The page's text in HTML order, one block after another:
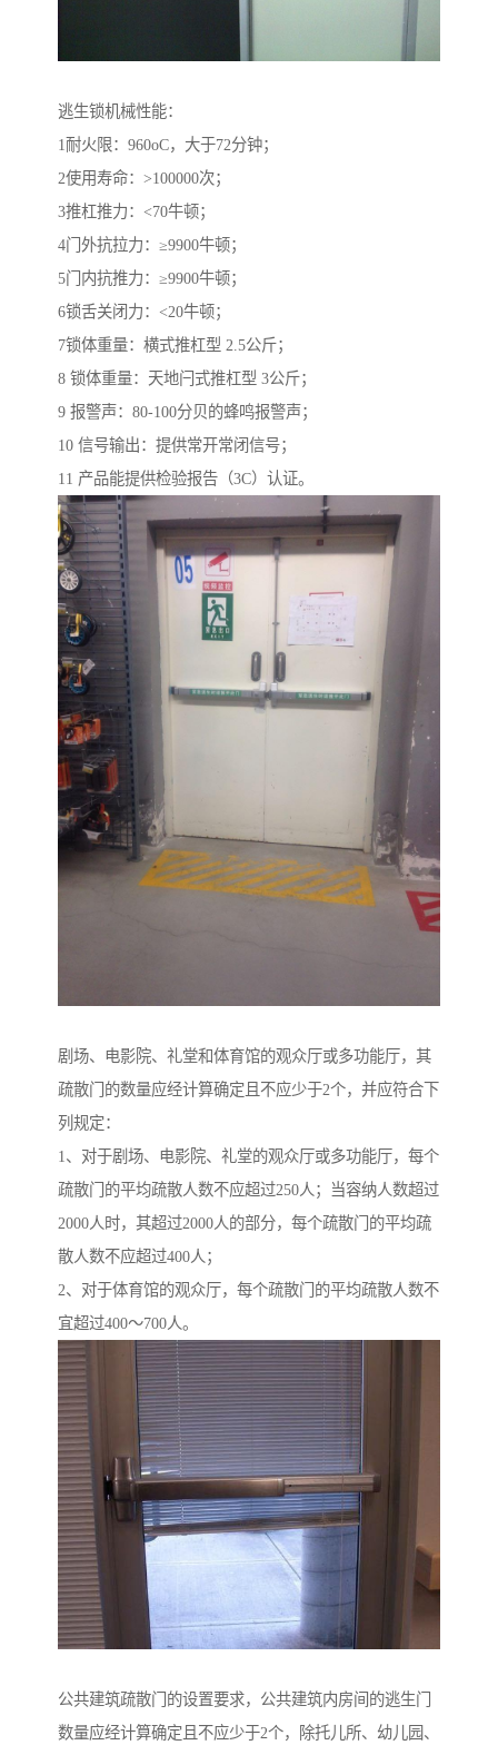
逃生锁机械性能：
1耐火限：960oC，大于72分钟；
2使用寿命：>100000次；
3推杠推力：<70牛顿；
4门外抗拉力：≥9900牛顿；
5门内抗推力：≥9900牛顿；
6锁舌关闭力：<20牛顿；
7锁体重量：横式推杠型 2.5公斤；
8 锁体重量：天地闩式推杠型 3公斤；
9 报警声：80-100分贝的蜂鸣报警声；
10 信号输出：提供常开常闭信号；
11 产品能提供检验报告（3C）认证。
剧场、电影院、礼堂和体育馆的观众厅或多功能厅，其
疏散门的数量应经计算确定且不应少于2个，并应符合下
列规定：
1、对于剧场、电影院、礼堂的观众厅或多功能厅，每个
疏散门的平均疏散人数不应超过250人；当容纳人数超过
2000人时，其超过2000人的部分，每个疏散门的平均疏
散人数不应超过400人；
2、对于体育馆的观众厅，每个疏散门的平均疏散人数不
宜超过400～700人。
公共建筑疏散门的设置要求，公共建筑内房间的逃生门
数量应经计算确定且不应少于2个，除托儿所、幼儿园、